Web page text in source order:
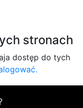
stronach
dostęp do tych